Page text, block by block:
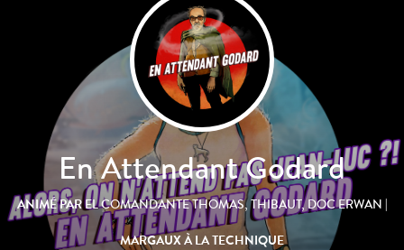
En Attendant Godard
ANIMÉ PAREL COMANDANTE THOMAS, THIBAUT, DOC ERWAN |
MARGAUX À LA TECHNIQUE